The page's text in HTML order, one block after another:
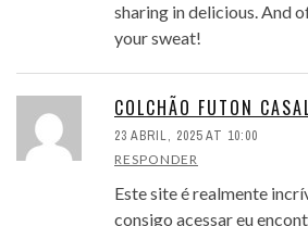
sharing in delicious. And
your sweat!
COLCHÃO FUTON
23 ABRIL, 2025 AT 10:00
RESPONDER
Este site é realmente
consigo acessar eu